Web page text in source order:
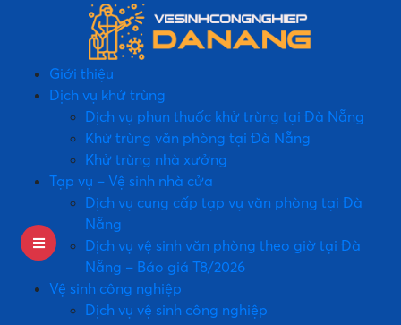
Giới thiệu
Dịch vụ khử trùng
Dịch vụ phun thuốc khử trùng tại Đà Nẵng
Khử trùng văn phòng tại Đà Nẵng
Khử trùng nhà xưởng
Tạp vụ – Vệ sinh nhà cửa
Dịch vụ cung cấp tạp vụ văn phòng tại Đà
Nẵng
Dịch vụ vệ sinh văn phòng theo giờ tại Đà
Nẵng – Báo giá T8/2026
Vệ sinh công nghiệp
Dịch vụ vệ sinh công nghiệp